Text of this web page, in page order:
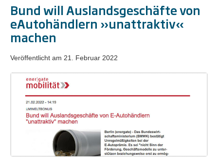
Bund will Auslandsgeschäfte von
eAutohändlern »unattraktiv«
machen
Veröffentlicht am 21. Februar 2022
Bund
will
Auslandsgeschäfte
von
eAutohändlern
»unattraktiv«
machen